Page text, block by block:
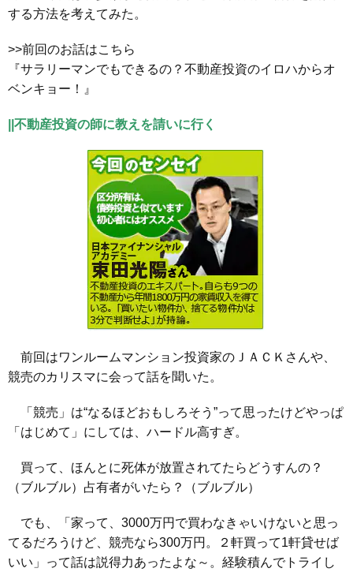
する方法を考えてみた。
>>前回のお話はこちら
『サラリーマンでもできるの？不動産投資のイロハからオ
ベンキョー！』
||不動産投資の師に教えを請いに行く
前回はワンルームマンション投資家のＪＡＣＫさんや、
競売のカリスマに会って話を聞いた。
「競売」は“なるほどおもしろそう”って思ったけどやっぱ
「はじめて」にしては、ハードル高すぎ。
買って、ほんとに死体が放置されてたらどうすんの？
（ブルブル）占有者がいたら？（ブルブル）
でも、「家って、3000万円で買わなきゃいけないと思っ
てるだろうけど、競売なら300万円。２軒買って1軒貸せば
いい」って話は説得力あったよな～。経験積んでトライし